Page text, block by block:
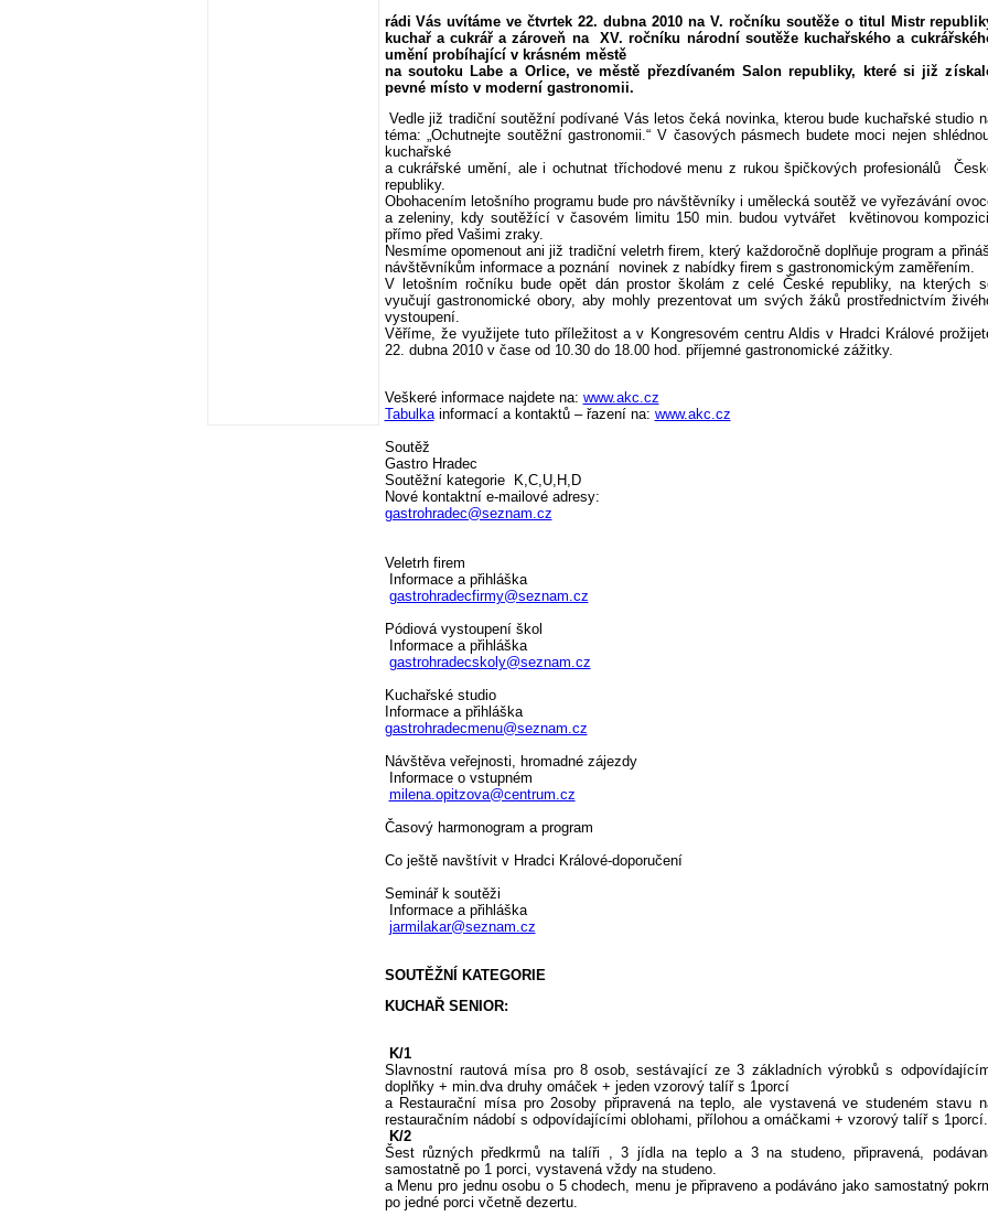
rádi Vás uvítáme ve čtvrtek 22. dubna 2010 na V. ročníku soutěže o titul Mistr
kuchař a cukrář a zároveň na XV. ročníku národní soutěže kuchařského a
umění probíhající v krásném městě
na soutoku Labe a Orlice, ve městě přezdívaném Salon republiky, které si již
pevné místo v moderní gastronomii.
Vedle již tradiční soutěžní podívané Vás letos čeká novinka, kterou bude kuchařské studio
téma: „Ochutnejte soutěžní gastronomii.“ V časových pásmech budete moci nejen
kuchařské
a cukrářské umění, ale i ochutnat tříchodové menu z rukou špičkových profesionálů
republiky.
Obohacením letošního programu bude pro návštěvníky i umělecká soutěž ve vyřezávání
a zeleniny, kdy soutěžící v časovém limitu 150 min. budou vytvářet květinovou
přímo před Vašimi zraky.
Nesmíme opomenout ani již tradiční veletrh firem, který každoročně doplňuje program a
návštěvníkům informace a poznání novinek z nabídky firem s gastronomickým zaměřením.
V letošním ročníku bude opět dán prostor školám z celé České republiky, na kterých
vyučují gastronomické obory, aby mohly prezentovat um svých žáků prostřednictvím
vystoupení.
Věříme, že využijete tuto příležitost a v Kongresovém centru Aldis v Hradci Králové
22. dubna 2010 v čase od 10.30 do 18.00 hod. příjemné gastronomické zážitky.
Veškeré informace najdete na: www.akc.cz
Tabulkainformací a kontaktů – řazení na: www.akc.cz
Soutěž
Gastro Hradec
Soutěžní kategorie K,C,U,H,D
Nové kontaktní e-mailové adresy:
gastrohradec@seznam.cz
Veletrh firem
Informace a přihláška
gastrohradecfirmy@seznam.cz
Pódiová vystoupení škol
Informace a přihláška
gastrohradecskoly@seznam.cz
Kuchařské studio
Informace a přihláška
gastrohradecmenu@seznam.cz
Návštěva veřejnosti, hromadné zájezdy
Informace o vstupném
milena.opitzova@centrum.cz
Časový harmonogram a program
Co ještě navštívit v Hradci Králové-doporučení
Seminář k soutěži
Informace a přihláška
jarmilakar@seznam.cz
SOUTĚŽNÍ KATEGORIE
KUCHAŘ SENIOR:
K/1
Slavnostní rautová mísa pro 8 osob, sestávající ze 3 základních výrobků s
doplňky + min.dva druhy omáček + jeden vzorový talíř s 1porcí
a Restaurační mísa pro 2osoby připravená na teplo, ale vystavená ve studeném stavu
restauračním nádobí s odpovídajícími oblohami, přílohou a omáčkami + vzorový talíř s 1porcí.
K/2
Šest různých předkrmů na talíři , 3 jídla na teplo a 3 na studeno, připravená,
samostatně po 1 porci, vystavená vždy na studeno.
a Menu pro jednu osobu o 5 chodech, menu je připraveno a podáváno jako samostatný
po jedné porci včetně dezertu.